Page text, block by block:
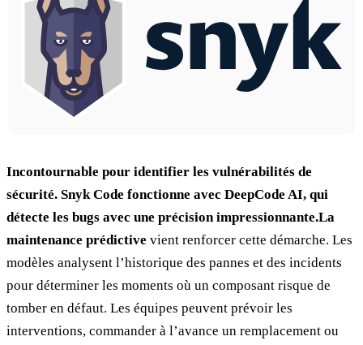
Incontournable pour identifier les vulnérabilités de
sécurité. Snyk Code fonctionne avec DeepCode AI, qui
détecte les bugs avec une précision impressionnante.La
maintenance prédictive vient renforcer cette démarche. Les
modèles analysent l’historique des pannes et des incidents
pour déterminer les moments où un composant risque de
tomber en défaut. Les équipes peuvent prévoir les
interventions, commander à l’avance un remplacement ou